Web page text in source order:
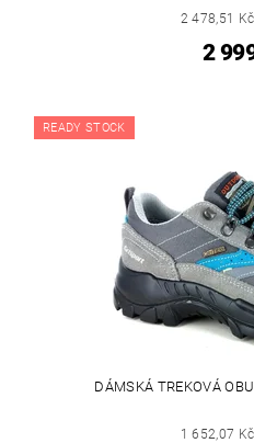
2 478,51
2
READY STOCK
DÁMSKÁ TREKOVÁ
1 652,07